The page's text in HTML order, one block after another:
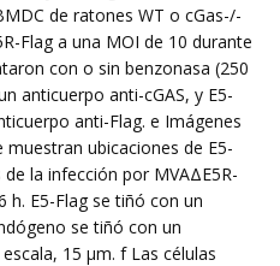
de ratones WT o cGas-/-
Flag a una MOI de 10 durante
con o sin benzonasa (250
anticuerpo anti-cGAS, y E5-
anti-Flag. e Imágenes
ubicaciones de E5-
la infección por MVAΔE5R-
h. E5-Flag se tiñó con un
se tiñó con un
15 μm. f Las células